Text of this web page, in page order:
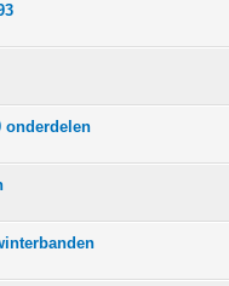
onderdelen